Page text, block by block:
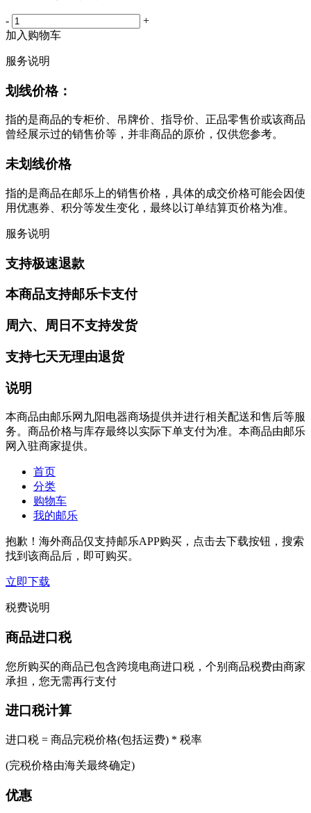
-
+
加入购物车
服务说明
划线价格：
指的是商品的专柜价、吊牌价、指导价、正品零售价或该商品
曾经展示过的销售价等，并非商品的原价，仅供您参考。
未划线价格
指的是商品在邮乐上的销售价格，具体的成交价格可能会因使
用优惠券、积分等发生变化，最终以订单结算页价格为准。
服务说明
支持极速退款
本商品支持邮乐卡支付
周六、周日不支持发货
支持七天无理由退货
说明
本商品由邮乐网九阳电器商场提供并进行相关配送和售后等服
务。商品价格与库存最终以实际下单支付为准。本商品由邮乐
网入驻商家提供。
首页
分类
购物车
我的邮乐
抱歉！海外商品仅支持邮乐APP购买，点击去下载按钮，搜索
找到该商品后，即可购买。
立即下载
税费说明
商品进口税
您所购买的商品已包含跨境电商进口税，个别商品税费由商家
承担，您无需再行支付
进口税计算
进口税 = 商品完税价格(包括运费) * 税率
(完税价格由海关最终确定)
优惠